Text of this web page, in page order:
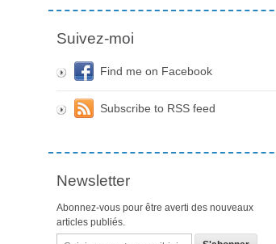
Suivez-moi
Find me on Facebook
Subscribe to RSS feed
Newsletter
Abonnez-vous pour être averti des nouveaux
articles publiés.
Email